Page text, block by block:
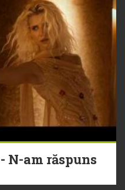
N-am răspuns